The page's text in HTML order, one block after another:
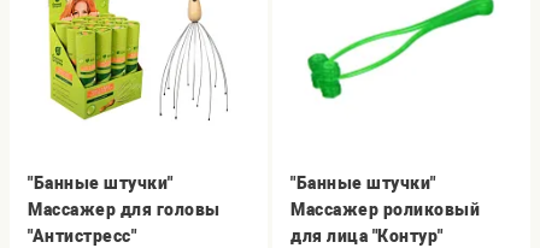
"Банные штучки"
Массажер для головы
"Антистресс"
"Банные штучки"
Массажер роликовый
для лица "Контур"